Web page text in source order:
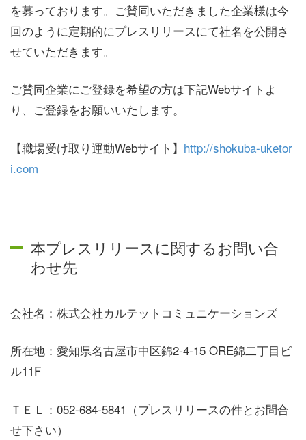
を募っております。ご賛同いただきました企業様は今
回のように定期的にプレスリリースにて社名を公開さ
せていただきます。
ご賛同企業にご登録を希望の方は下記Webサイトよ
り、ご登録をお願いいたします。
【職場受け取り運動Webサイト】 http://shokuba-uketor
i.com
本プレスリリースに関するお問い合
わせ先
会社名：株式会社カルテットコミュニケーションズ
所在地：愛知県名古屋市中区錦2-4-15 ORE錦二丁目ビ
ル11F
ＴＥＬ：052-684-5841（プレスリリースの件とお問合
せ下さい）